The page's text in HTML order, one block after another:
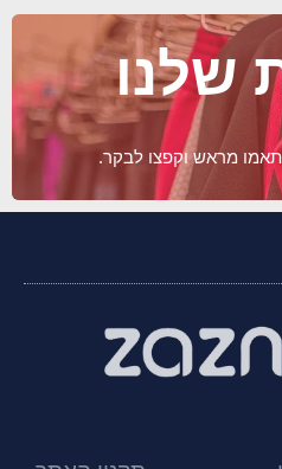
שלנו